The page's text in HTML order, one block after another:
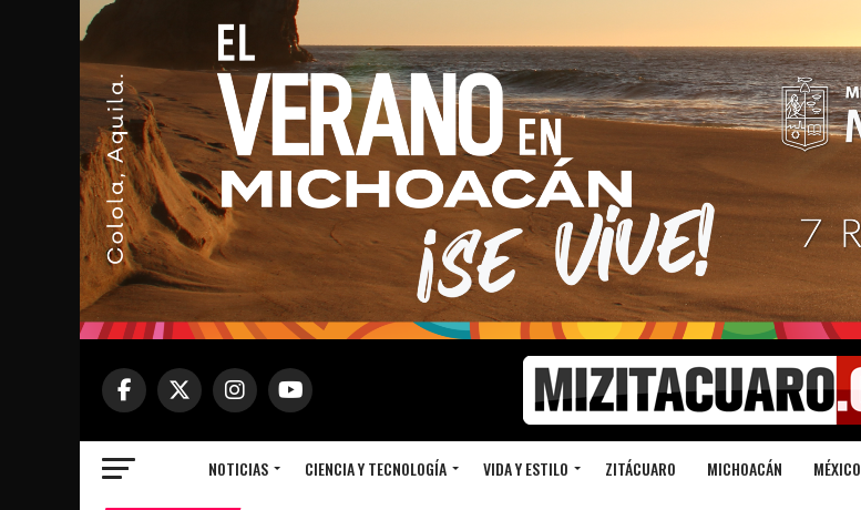
NOTICIAS CIENCIA Y TECNOLOGÍA VIDA Y ESTILO ZITÁCUARO MICHOACÁN MÉXICO